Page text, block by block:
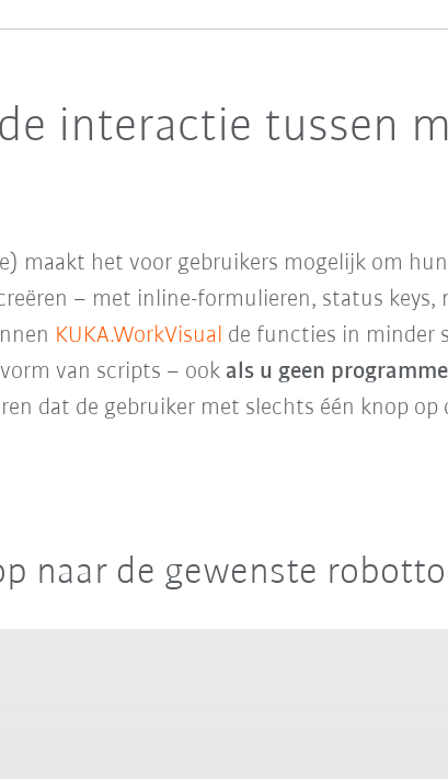
interactie tussen
maakt het voor gebruikers mogelijk om hun
– met inline-formulieren, status keys,
KUKA.WorkVisual de functies in minder
van scripts – ook als u geen
dat de gebruiker met slechts één knop
naar de gewenste